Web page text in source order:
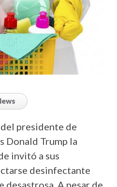
presidente de
Donald Trump la
invitó a sus
desinfectante
A pesar de